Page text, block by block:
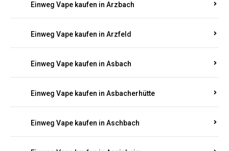
Einweg Vape kaufen in Arzbach
Einweg Vape kaufen in Arzfeld
Einweg Vape kaufen in Asbach
Einweg Vape kaufen in Asbacherhütte
Einweg Vape kaufen in Aschbach